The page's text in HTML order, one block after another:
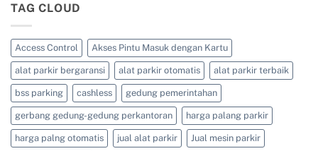
0813-
|
KABUPATEN
4405-
7125/
0813-
4161-
5165
dan
BSS
Parking
|
KABUPATEN
RAJA
AMPAT
0821-
4405-
7125/
0813-
4161-
5165
TAG CLOUD
Access Control Akses Pintu Masuk dengan Kartu
alat parkir bergaransi alat parkir otomatis alat parkir terbaik
bss parking cashless gedung pemerintahan
gerbang gedung-gedung perkantoran harga palang parkir
harga palng otomatis jual alat parkir Jual mesin parkir